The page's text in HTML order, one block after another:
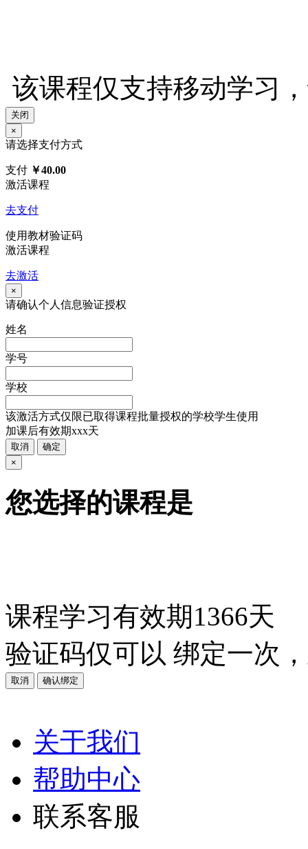
该课程仅支持移动学习
关闭
×
请选择支付方式
支付 ￥40.00
激活课程
去支付
使用教材验证码
激活课程
去激活
×
请确认个人信息验证授权
姓名
学号
学校
该激活方式仅限已取得课程批量授权的学校学生使用
加课后有效期xxx天
取消
确定
×
您选择的课程是
课程学习有效期1366天
验证码仅可以 绑定一次
取消 确认绑定
关于我们
帮助中心
联系客服